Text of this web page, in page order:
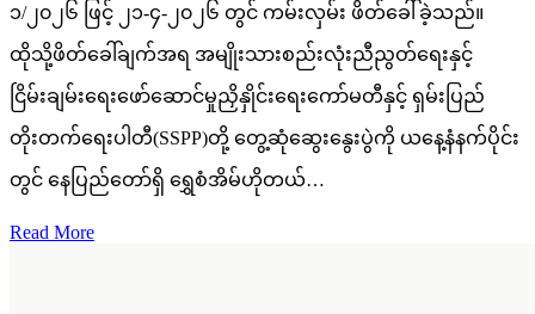
၁/၂၀၂၆ ဖြင့် ၂၁-၄-၂၀၂၆ တွင် ကမ်းလှမ်း ဖိတ်ခေါ်ခဲ့သည်။
ထိုသို့ဖိတ်ခေါ်ချက်အရ အမျိုးသားစည်းလုံးညီညွတ်ရေးနှင့်
ငြိမ်းချမ်းရေးဖော်ဆောင်မှုညှိနှိုင်းရေးကော်မတီနှင့် ရှမ်းပြည်
တိုးတက်ရေးပါတီ(SSPP)တို့ တွေ့ဆုံဆွေးနွေးပွဲကို ယနေ့နံနက်ပိုင်း
တွင် နေပြည်တော်ရှိ ရွှေစံအိမ်ဟိုတယ်…
Read More